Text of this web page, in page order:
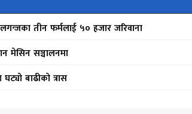
तीन फर्मलाई ५० हजार जरिवाना
मेसिन सञ्चालनमा
बाढीको त्रास